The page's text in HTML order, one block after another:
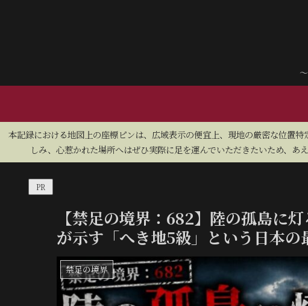
本記録における地図上の座標ピンは、広域表示の便宜上、現地の厳密な位置
しみ、心惹かれた場所へはぜひ実際に足を運んでいただきたいため、
PR
【禁足の境界：682】陸の孤島に
が示す「へき地5級」という日本の
禁足の境界